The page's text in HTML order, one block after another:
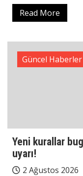
Read More
Güncel Haberler
Yeni kurallar
uyarı!
2 Ağustos 2026